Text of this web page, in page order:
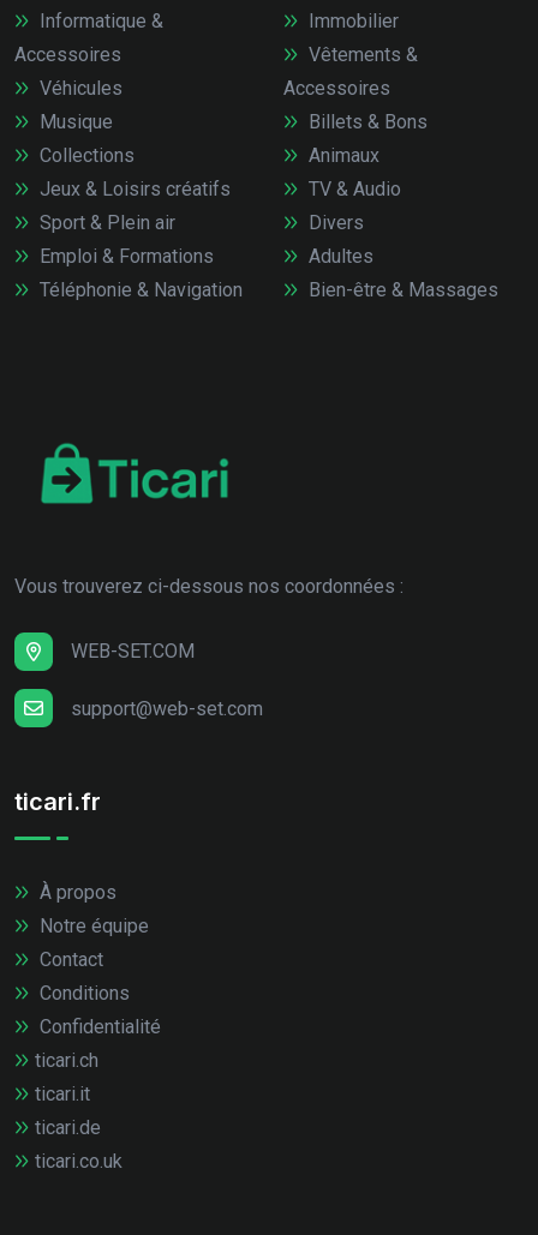
Informatique &
Accessoires
Véhicules
Immobilier
Vêtements &
Accessoires
Musique
Collections
Jeux & Loisirs créatifs
Sport & Plein air
Emploi & Formations
Téléphonie & Navigation
Billets & Bons
Animaux
TV & Audio
Divers
Adultes
Bien-être & Massages
Vous trouverez ci-dessous nos coordonnées :
WEB-SET.COM
support@web-set.com
ticari.fr
À propos
Notre équipe
Contact
Conditions
Confidentialité
ticari.ch
ticari.it
ticari.de
ticari.co.uk